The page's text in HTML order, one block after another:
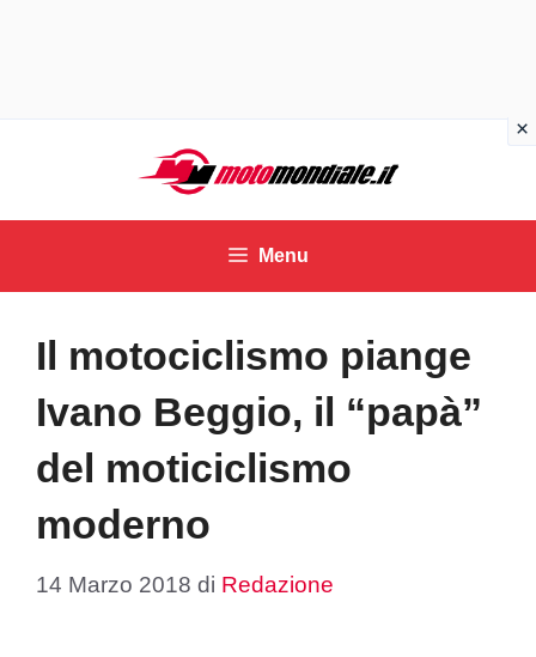
contenuto
Menu
Il motociclismo piange
Ivano Beggio, il “papà”
del moticiclismo
moderno
14 Marzo 2018 di Redazione